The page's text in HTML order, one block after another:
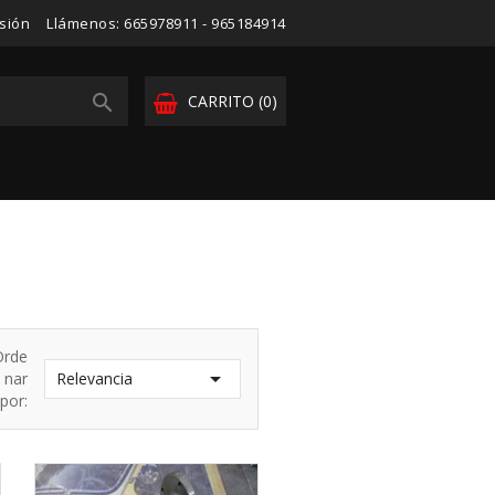
Llámenos: 665978911 - 965184914
CARRITO (0)

nar
por:
Relevancia 